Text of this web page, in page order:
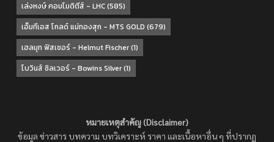
เล่งหงษ์ คอมโมดิตีส์ - LHC(585)
เอ็มทีเอส โกลด์ แม่ทองสุก - MTS GOLD (679)
เฮลมุท ฟิสเชอร์ - Helmut Fischer(1)
โบวินส์ ซิลเวอร์ - Bowins Silver(1)
หมายเหตุสำคัญ (Disclaimer)
ข้อมูล ข่าวสาร บทความ บทวิเคราะห์ ราคา และเนื้อหาอื่น ๆ ที่ปรากฏ